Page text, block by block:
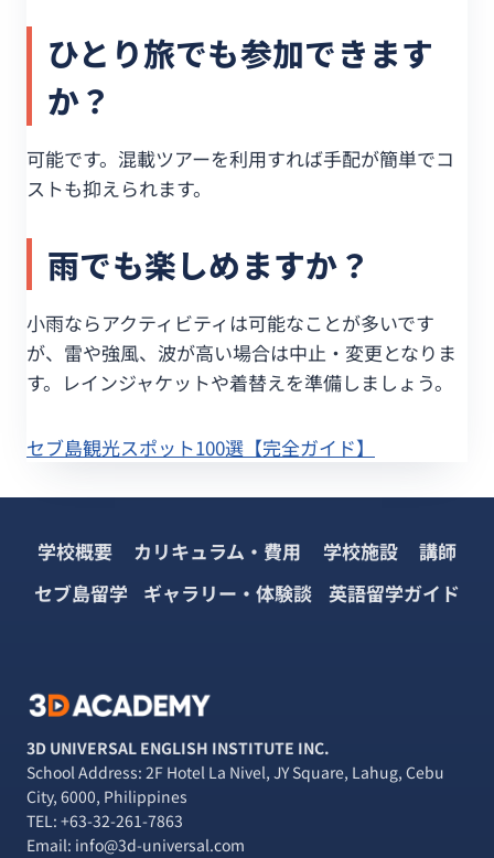
ひとり旅でも参加できます
か？
可能です。混載ツアーを利用すれば手配が簡単でコ
ストも抑えられます。
雨でも楽しめますか？
小雨ならアクティビティは可能なことが多いです
が、雷や強風、波が高い場合は中止・変更となりま
す。レインジャケットや着替えを準備しましょう。
セブ島観光スポット100選【完全ガイド】
学校概要 カリキュラム・費用 学校施設
講師
セブ島留学 ギャラリー・体験談 英語留学ガイド
3D UNIVERSAL ENGLISH INSTITUTE INC.
School Address: 2F Hotel La Nivel, JY Square, Lahug, Cebu
City, 6000, Philippines
TEL: +63-32-261-7863
Email: info@3d-universal.com